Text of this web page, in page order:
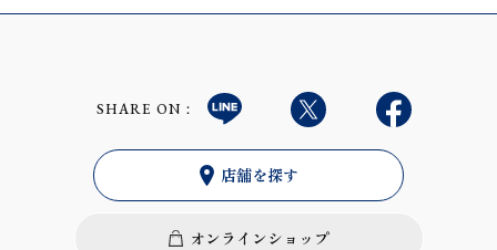
SHARE ON：
店舗を探す
オンラインショップ